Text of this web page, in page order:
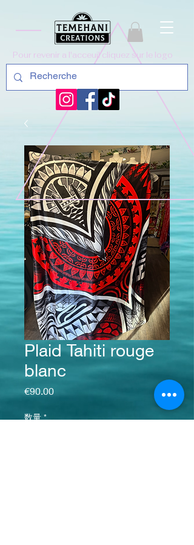
Pour revenir a l'acceuil cliquez sur le logo
Plaid Tahiti rouge
blanc
€90.00価格
数量 *